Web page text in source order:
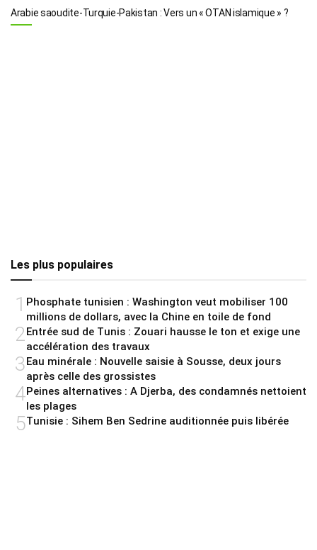
Arabie saoudite-Turquie-Pakistan : Vers un « OTAN islamique » ?
Les plus populaires
1 Phosphate tunisien : Washington veut mobiliser 100
millions de dollars, avec la Chine en toile de fond
2Entrée sud de Tunis : Zouari hausse le ton et exige une
accélération des travaux
3Eau minérale : Nouvelle saisie à Sousse, deux jours
après celle des grossistes
4Peines alternatives : A Djerba, des condamnés nettoient
les plages
5Tunisie : Sihem Ben Sedrine auditionnée puis libérée